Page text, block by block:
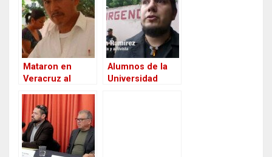
dio la orden de
asesinar a
Moisés Sánchez
Mataron en
Veracruz al
Moisés Sánchez
/ Once
periodistas
asesinados
durante
Alumnos de la
Universidad